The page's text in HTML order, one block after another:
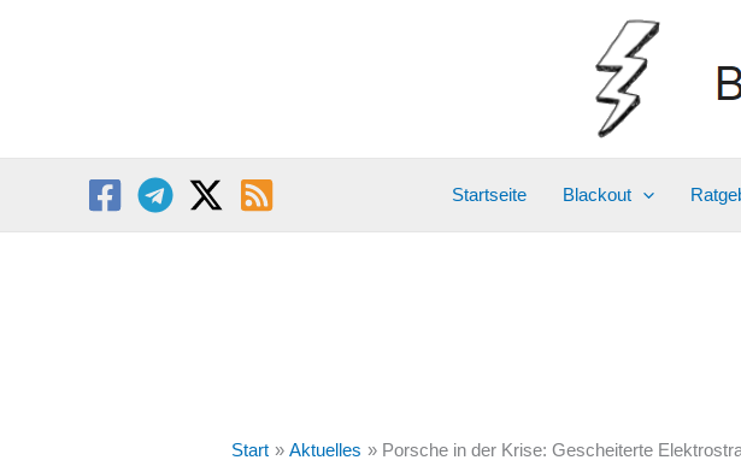
Startseite Blackout
Start Aktuelles Porsche in der Krise: Gescheiterte